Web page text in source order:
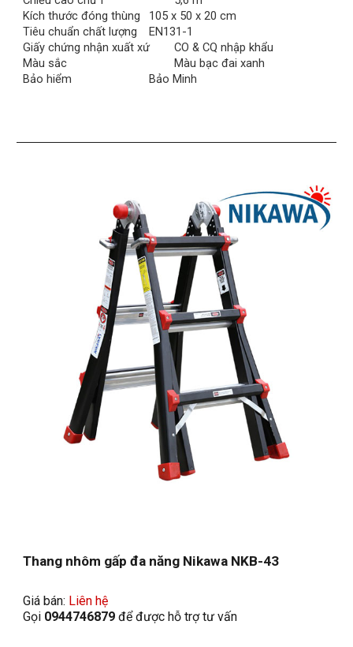
Kích thước đóng thùng
105 x 50 x 20 cm
Tiêu chuẩn chất lượng
EN131-1
Giấy chứng nhận xuất xứ
CO & CQ nhập khẩu
Màu sắc
Màu bạc đai xanh
Bảo hiểm
Bảo Minh
Thang nhôm gấp đa năng Nikawa NKB-43
Giá bán: Liên hệ
Gọi 0944746879 để được hỗ trợ tư vấn